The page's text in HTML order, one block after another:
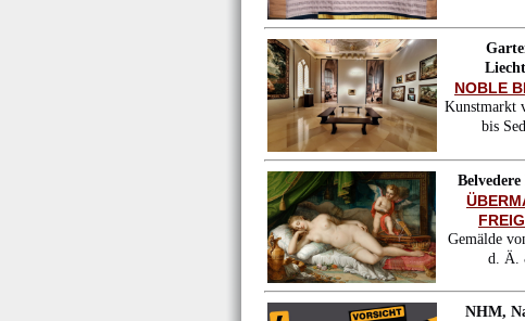
NOBLE
Kunstmarkt
bis
Gemälde
d. Ä.
NHM,